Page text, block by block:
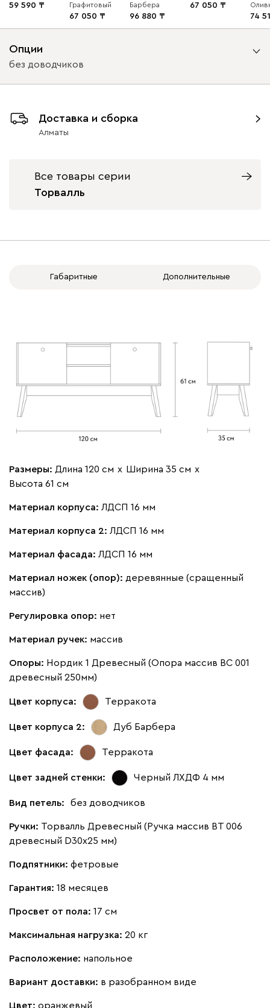
59 590
Графитовый
67 050
Барбера
96 880
67 050
74
Опции
без доводчиков
с доводчиками без доводчиков
Доставка и сборка
Алматы
Все товары серии
Торвалль
Габаритные Дополнительные
Размеры: Длина 120 см х Ширина 35 см х
Высота 61 см
Материал корпуса: ЛДСП 16 мм
Материал корпуса 2: ЛДСП 16 мм
Материал фасада: ЛДСП 16 мм
Материал ножек (опор): деревянные (сращенный
массив)
Регулировка опор: нет
Материал ручек: массив
Опоры: Нордик 1 Древесный (Опора массив ВС 001
древесный 250мм)
Цвет корпуса: Терракота
Цвет корпуса 2: Дуб Барбера
Цвет фасада: Терракота
Цвет задней стенки: Черный ЛХДФ 4 мм
Вид петель: без доводчиков
Ручки: Торвалль Древесный (Ручка массив ВТ 006
древесный D30х25 мм)
Подпятники: фетровые
Гарантия: 18 месяцев
Просвет от пола: 17 см
Максимальная нагрузка: 20 кг
Расположение: напольное
Вариант доставки: в разобранном виде
Цвет: оранжевый